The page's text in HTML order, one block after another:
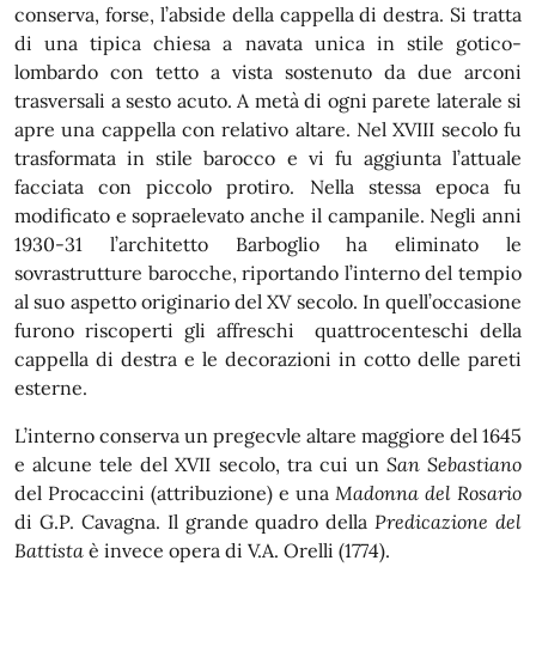
conserva, forse, l’abside della cappella di destra. Si tratta
di una tipica chiesa a navata unica in stile gotico-
lombardo con tetto a vista sostenuto da due arconi
trasversali a sesto acuto. A metà di ogni parete laterale si
apre una cappella con relativo altare. Nel XVIII secolo fu
trasformata in stile barocco e vi fu aggiunta l’attuale
facciata con piccolo protiro. Nella stessa epoca fu
modificato e sopraelevato anche il campanile. Negli anni
1930-31 l’architetto Barboglio ha eliminato le
sovrastrutture barocche, riportando l’interno del tempio
al suo aspetto originario del XV secolo. In quell’occasione
furono riscoperti gli affreschi quattrocenteschi della
cappella di destra e le decorazioni in cotto delle pareti
esterne.
L’interno conserva un pregecvle altare maggiore del 1645
e alcune tele del XVII secolo, tra cui un San Sebastiano
del Procaccini (attribuzione) e una Madonna del Rosario
di G.P. Cavagna. Il grande quadro dellaPredicazione del
Battista è invece opera di V.A. Orelli (1774).